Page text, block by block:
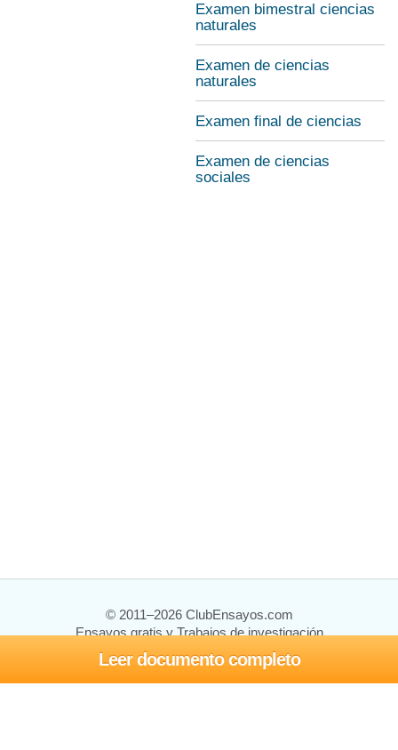
Leer documento completo
Examen bimestral ciencias
naturales
Examen de ciencias
naturales
Examen final de ciencias
Examen de ciencias
sociales
© 2011–2026 ClubEnsayos.com
Ensayos gratis y Trabajos de investigación